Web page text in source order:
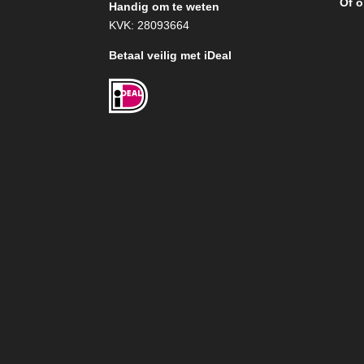
Handig om te weten
KVK: 28093664
Betaal veilig met iDeal
Of